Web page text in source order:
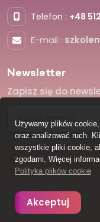
Telefon : +48
E-mail :
Newsletter
Zapisz się do
© 2025
Używamy plików
oraz analizować ruch.
wszystkie pliki cookie,
zgodami. Więcej
Polityka plików cookie
Akceptuj